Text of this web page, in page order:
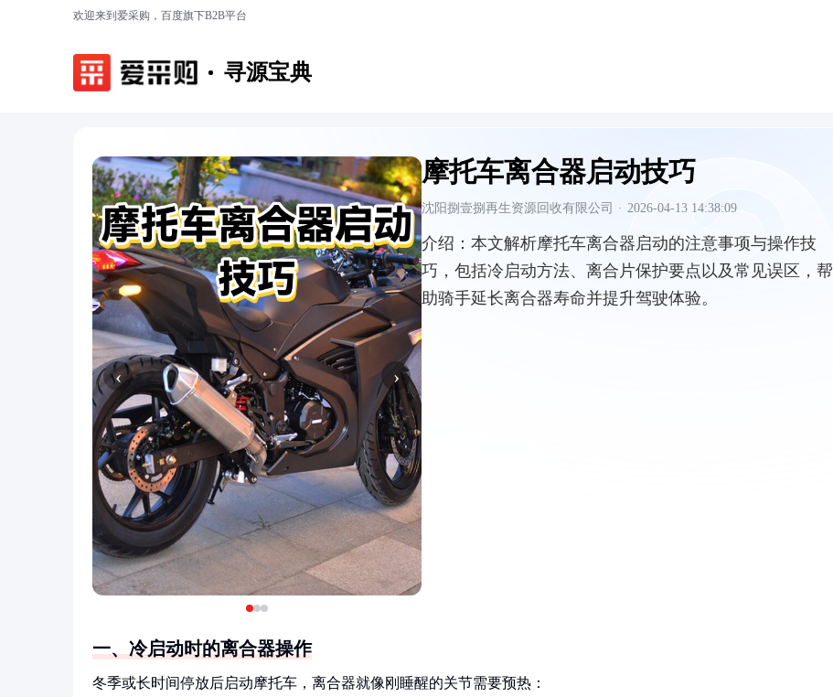
欢迎来到爱采购，百度旗下B2B平台
寻源宝典
‹ ›
摩托车离合器启动技巧
沈阳捌壹捌再生资源回收有限公司 · 2026-04-13 14:38:09
介绍： 本文解析摩托车离合器启动的注意事项与操作技
巧，包括冷启动方法、离合片保护要点以及常见误区，帮
助骑手延长离合器寿命并提升驾驶体验。
一、冷启动时的离合器操作
冬季或长时间停放后启动摩托车，离合器就像刚睡醒的关节需要预热：